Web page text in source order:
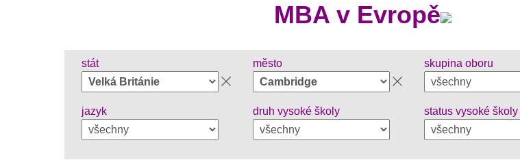
MBA v Evropě
stát město skupina oboru
jazyk druh vysoké školy status vysoké školy